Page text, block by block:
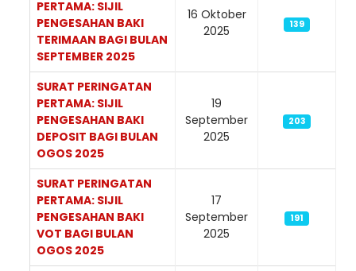
PERTAMA: SIJIL
PENGESAHAN BAKI
TERIMAAN BAGI BULAN
SEPTEMBER 2025
16 Oktober
2025
139
SURAT PERINGATAN
PERTAMA: SIJIL
PENGESAHAN BAKI
DEPOSIT BAGI BULAN
OGOS 2025
19
September
2025
203
SURAT PERINGATAN
PERTAMA: SIJIL
PENGESAHAN BAKI
VOT BAGI BULAN
OGOS 2025
17
September
2025
191